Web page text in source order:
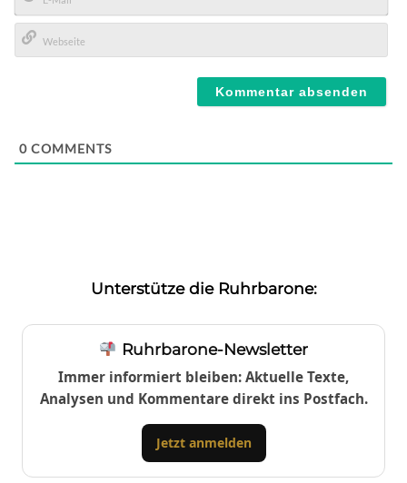
E-
Mail*
0 COMMENTS
Unterstütze die Ruhrbarone:
Ruhrbarone-Newsletter
Immer informiert bleiben: Aktuelle Texte,
Analysen und Kommentare direkt ins Postfach.
Jetzt anmelden